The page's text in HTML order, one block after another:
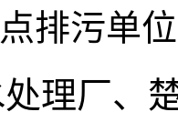
排污单
理厂、